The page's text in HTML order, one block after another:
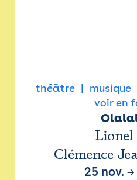
théâtre musique
voir en
Clémence
25 nov. →